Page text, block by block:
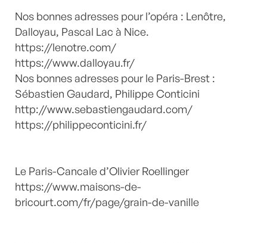
Nos bonnes adresses pour l’opéra : Lenôtre,
Dalloyau, Pascal Lac à Nice.
https://lenotre.com/
https://www.dalloyau.fr/
Nos bonnes adresses pour le Paris-Brest :
Sébastien Gaudard, Philippe Conticini
http://www.sebastiengaudard.com/
https://philippeconticini.fr/
Le Paris-Cancale d’Olivier Roellinger
https://www.maisons-de-
bricourt.com/fr/page/grain-de-vanille